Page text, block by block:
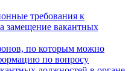
требования к
замещение вакантных
по которым можно
по вопросу